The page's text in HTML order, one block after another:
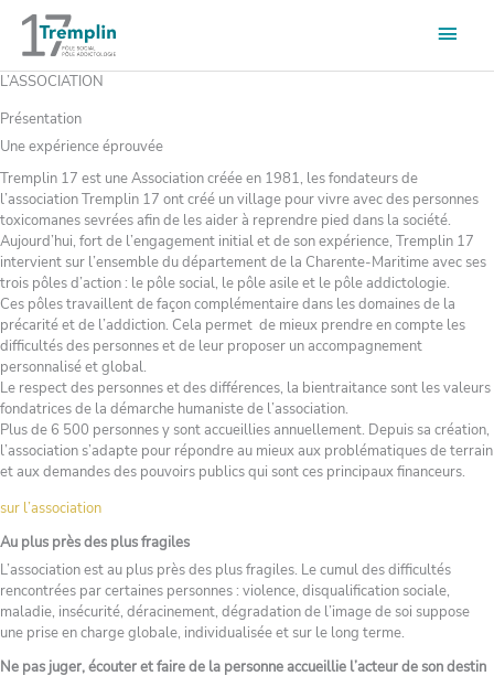
contenu
L’ASSOCIATION
Présentation
Une expérience éprouvée​
Tremplin 17 est une Association créée en 1981, les fondateurs de
l’association Tremplin 17 ont créé un village pour vivre avec des personnes
toxicomanes sevrées afin de les aider à reprendre pied dans la société.
Aujourd’hui, fort de l’engagement initial et de son expérience, Tremplin 17
intervient sur l’ensemble du département de la Charente-Maritime avec ses
trois pôles d’action : le pôle social, le pôle asile et le pôle addictologie.
Ces pôles travaillent de façon complémentaire dans les domaines de la
précarité et de l’addiction. Cela permet de mieux prendre en compte les
difficultés des personnes et de leur proposer un accompagnement
personnalisé et global.
Le respect des personnes et des différences, la bientraitance sont les valeurs
fondatrices de la démarche humaniste de l’association.
Plus de 6 500 personnes y sont accueillies annuellement. Depuis sa création,
l’association s’adapte pour répondre au mieux aux problématiques de terrain
et aux demandes des pouvoirs publics qui sont ces principaux financeurs.
sur l’association
Au plus près des plus fragiles
L’association est au plus près des plus fragiles. Le cumul des difficultés
rencontrées par certaines personnes : violence, disqualification sociale,
maladie, insécurité, déracinement, dégradation de l’image de soi suppose
une prise en charge globale, individualisée et sur le long terme.
Ne pas juger, écouter et faire de la personne accueillie l’acteur de son destin